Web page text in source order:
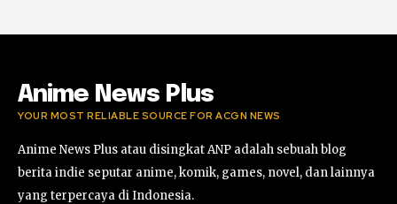
Edwar, Ceritanya Bakal Beda?
Anime News Plus
YOUR MOST RELIABLE SOURCE FOR ACGN NEWS
Anime News Plus atau disingkat ANP adalah sebuah blog
berita indie seputar anime, komik, games, novel, dan lainnya
yang terpercaya di Indonesia.